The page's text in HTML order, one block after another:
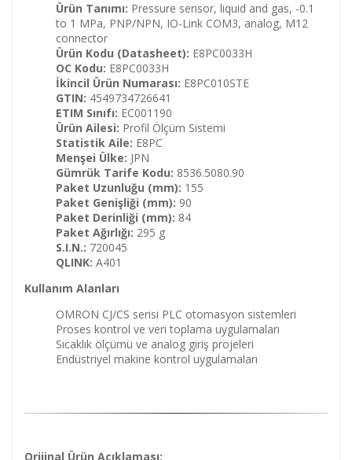
Ürün Tanımı: Pressure sensor, liquid and gas, -0.1
to 1 MPa, PNP/NPN, IO-Link COM3, analog, M12
connector
Ürün Kodu (Datasheet): E8PC0033H
OC Kodu: E8PC0033H
İkincil Ürün Numarası: E8PC010STE
GTIN: 4549734726641
ETIM Sınıfı: EC001190
Ürün Ailesi: Profil Ölçüm Sistemi
Statistik Aile: E8PC
Menşei Ülke: JPN
Gümrük Tarife Kodu: 8536.5080.90
Paket Uzunluğu (mm): 155
Paket Genişliği (mm): 90
Paket Derinliği (mm): 84
Paket Ağırlığı: 295 g
S.I.N.: 720045
QLINK: A401
Kullanım Alanları
OMRON CJ/CS serisi PLC otomasyon sistemleri
Proses kontrol ve veri toplama uygulamaları
Sıcaklık ölçümü ve analog giriş projeleri
Endüstriyel makine kontrol uygulamaları
Orijinal Ürün Açıklaması: